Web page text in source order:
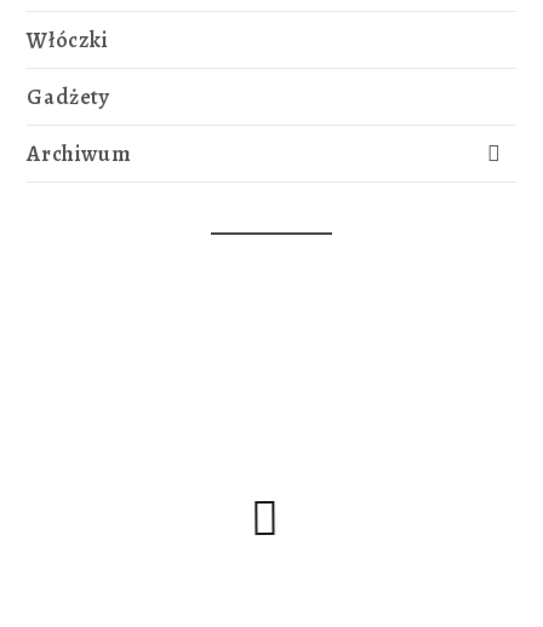
Włóczki
Gadżety
Archiwum